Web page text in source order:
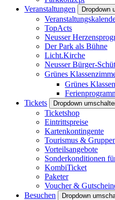
Veranstaltungen
Dropdown
TopActs
Neusser
Der Park als Bühne
Licht.Kirche
Neusser Bürger-
Grünes
Grünes
Tickets
Dropdown
Ticketshop
Eintrittspreise
Kartenkontingente
Tourismus &
Vorteilsangebote
Sonderkonditionen
KombiTicket
Paketer
Voucher &
Besuchen
Dropdown